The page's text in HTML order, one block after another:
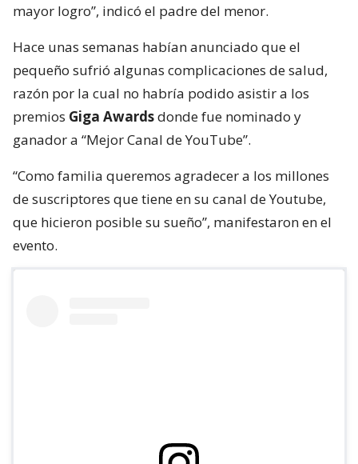
mayor logro”, indicó el padre del menor.
Hace unas semanas habían anunciado que el
pequeño sufrió algunas complicaciones de salud,
razón por la cual no habría podido asistir a los
premios Giga Awardsdonde fue nominado y
ganador a “Mejor Canal de YouTube”.
“Como familia queremos agradecer a los millones
de suscriptores que tiene en su canal de Youtube,
que hicieron posible su sueño”, manifestaron en el
evento.